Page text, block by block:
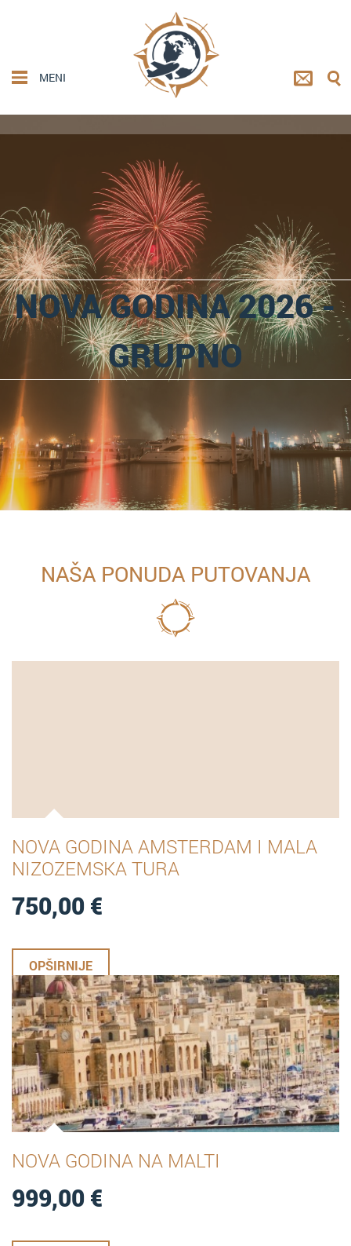
MENI
NOVA GODINA 2026 -
GRUPNO
NAŠA PONUDA PUTOVANJA
NOVA GODINA AMSTERDAM I MALA
NIZOZEMSKA TURA
750,00€
OPŠIRNIJE
NOVA GODINA NA MALTI
999,00€